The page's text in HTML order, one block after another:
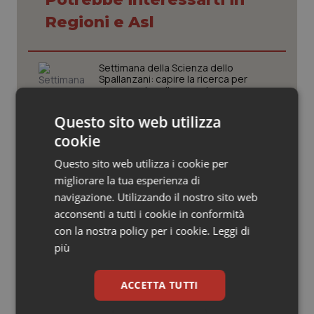
Oncologia & Nutrizione
Quotidiano Cardiologia
Quotidiano Chirurgia
Quotidiano Oncologia
Quotidiano Pediatria
Rene & patologie urogenitali
Regioni e Asl
Settimana della Scienza dello
Spallanzani: capire la ricerca per
comprendere il presente
Schillaci: “Gli attuali indicatori non
fotografano la qualità reale del Ssn”
Case di comunità. La sfida ora è
riempirle di professionisti e servizi. Il
punto della Conferenza delle Regioni
San Raffaele di Milano. Ispezioni e
criticità riscontrate, stop al
laboratorio di Embriologia
Questo sito web utilizza
cookie
Questo sito web utilizza i cookie per
migliorare la tua esperienza di
navigazione. Utilizzando il nostro sito web
acconsenti a tutti i cookie in conformità
con la nostra policy per i cookie. Leggi di
più
ACCETTA TUTTI